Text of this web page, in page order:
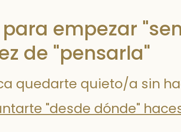
empezar
de "pensarla"
quedarte quieto/a sin
"desde dónde"